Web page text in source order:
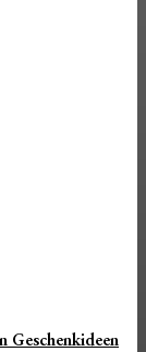
Geschenkideen